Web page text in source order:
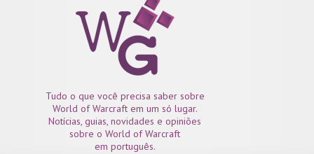
Tudo o que você precisa saber sobre
World of Warcraft em um só lugar.
Notícias, guias, novidades e opiniões
sobre o World of Warcraft
em português.